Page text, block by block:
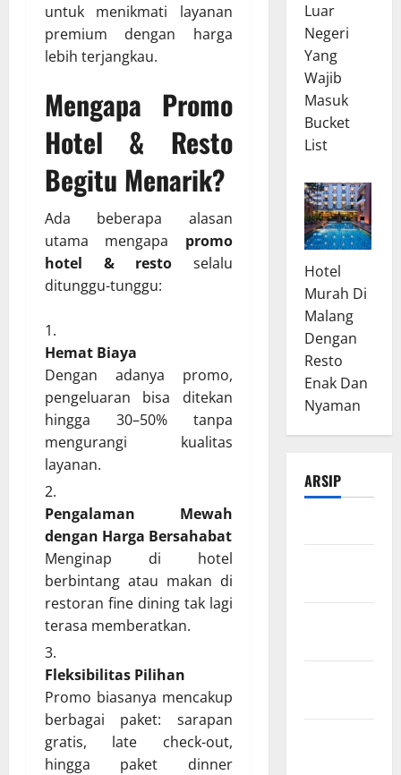
untuk menikmati layanan
premium dengan harga
lebih terjangkau.
Mengapa Promo
Hotel & Resto
Begitu Menarik?
Ada beberapa alasan
utama mengapa promo
hotel & resto selalu
ditunggu-tunggu:
Hemat Biaya
Dengan adanya promo,
pengeluaran bisa ditekan
hingga 30–50% tanpa
mengurangi kualitas
layanan.
Pengalaman Mewah
dengan Harga Bersahabat
Menginap di hotel
berbintang atau makan di
restoran fine dining tak lagi
terasa memberatkan.
Fleksibilitas Pilihan
Promo biasanya mencakup
berbagai paket: sarapan
gratis, late check-out,
hingga paket dinner
Luar
Negeri
Yang
Wajib
Masuk
Bucket
List
Hotel
Murah Di
Malang
Dengan
Resto
Enak Dan
Nyaman
ARSIP